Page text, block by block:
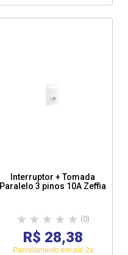
Interruptor + Tomada
Paralelo 3 pinos 10A Zeffia
(0)
R$ 28,38
Parcelamento em até 2x